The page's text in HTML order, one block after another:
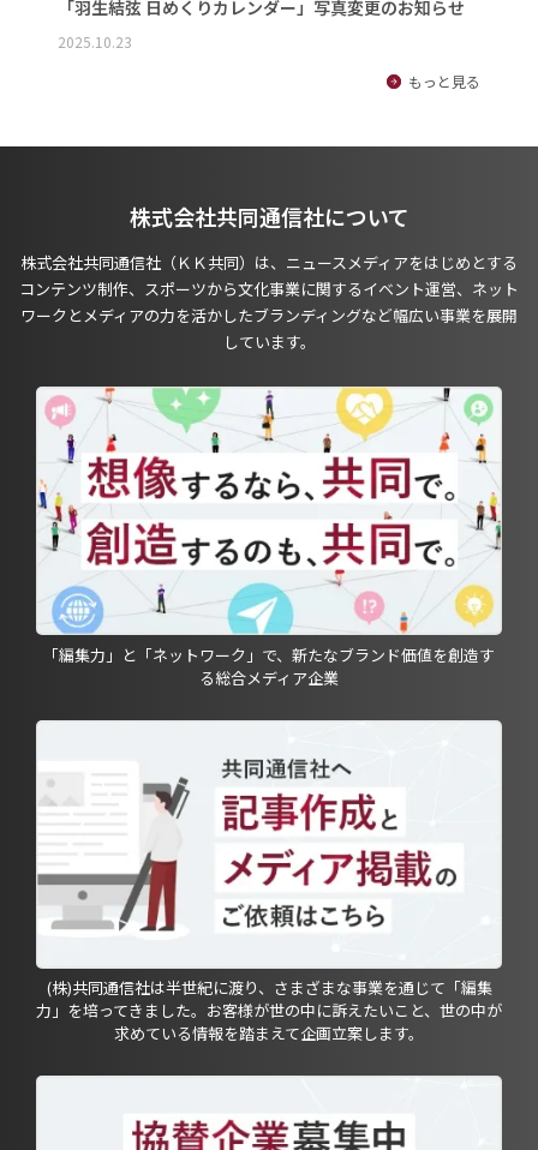
「羽生結弦 日めくりカレンダー」写真変更のお知らせ
2025.10.23
もっと見る
株式会社共同通信社について
株式会社共同通信社（ＫＫ共同）は、ニュースメディアをはじめとする
コンテンツ制作、スポーツから文化事業に関するイベント運営、ネット
ワークとメディアの力を活かしたブランディングなど幅広い事業を展開
しています。
「編集力」と「ネットワーク」で、新たなブランド価値を創造す
る総合メディア企業
(株)共同通信社は半世紀に渡り、さまざまな事業を通じて「編集
力」を培ってきました。お客様が世の中に訴えたいこと、世の中が
求めている情報を踏まえて企画立案します。